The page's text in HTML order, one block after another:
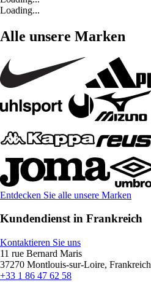
Loading...
Alle unsere Marken
Entdecken Sie alle unsere Marken
Kundendienst in Frankreich
Kontaktieren Sie uns
11 rue Bernard Maris
37270 Montlouis-sur-Loire, Frankreich
+33 1 86 47 62 58